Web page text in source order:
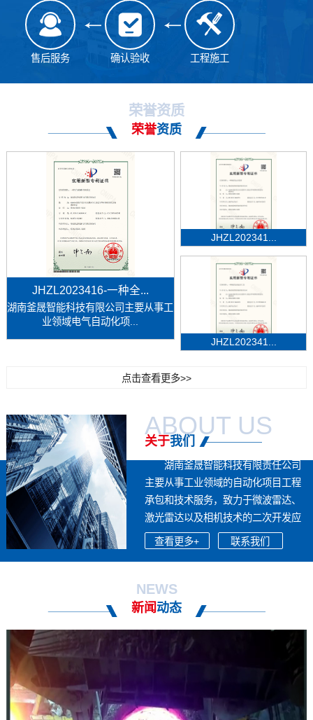
售后服务 确认验收 工程施工
荣誉资质
荣誉资质
JHZL2023416-一种全...
湖南釜晟智能科技有限公司主要从事工
业领域电气自动化项...
JHZL202341...
JHZL202341...
点击查看更多>>
ABOUT US
关于我们
湖南釜晟智能科技有限责任公司
主要从事工业领域的自动化项目工程
承包和技术服务，致力于微波雷达、
激光雷达以及相机技术的二次开发应
用，...
查看更多+ 联系我们
NEWS
新闻 动态